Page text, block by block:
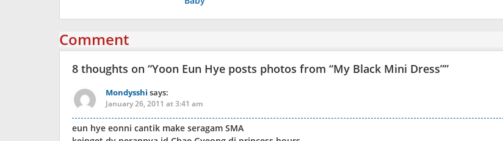
Comment
8 thoughts on “Yoon Eun Hye posts photos from “My Black Mini Dress””
Mondysshi says:
January 26, 2011 at 3:41 am
eun hye eonni cantik make seragam SMA